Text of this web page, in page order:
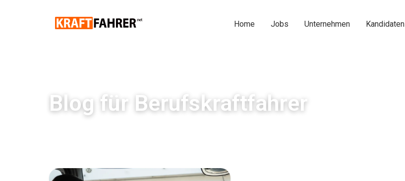
Home Jobs Unternehmen Kandidaten
Blog für Berufskraftfahrer